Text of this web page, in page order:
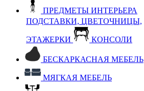
ПРЕДМЕТЫ ИНТЕРЬЕРА
ПОДСТАВКИ, ЦВЕТОЧНИЦЫ,
ЭТАЖЕРКИ КОНСОЛИ
БЕСКАРКАСНАЯ МЕБЕЛЬ
МЯГКАЯ МЕБЕЛЬ